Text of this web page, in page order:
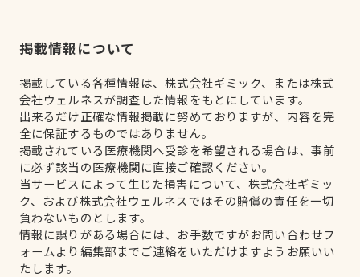
掲載情報について
掲載している各種情報は、株式会社ギミック、または株式
会社ウェルネスが調査した情報をもとにしています。
出来るだけ正確な情報掲載に努めておりますが、内容を完
全に保証するものではありません。
掲載されている医療機関へ受診を希望される場合は、事前
に必ず該当の医療機関に直接ご確認ください。
当サービスによって生じた損害について、株式会社ギミッ
ク、および株式会社ウェルネスではその賠償の責任を一切
負わないものとします。
情報に誤りがある場合には、お手数ですがお問い合わせフ
ォームより編集部までご連絡をいただけますようお願いい
たします。